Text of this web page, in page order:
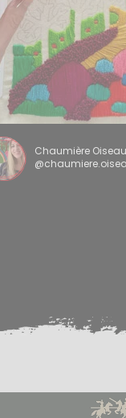
Chaumière Oiseau